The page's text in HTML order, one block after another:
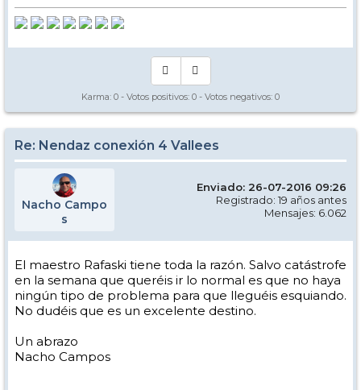
Karma: 0 - Votos positivos: 0 - Votos negativos: 0
Re: Nendaz conexión 4 Vallees
Nacho Campo
s
Enviado: 26-07-2016 09:26
Registrado: 19 años antes
Mensajes: 6.062
El maestro Rafaski tiene toda la razón. Salvo catástrofe
en la semana que queréis ir lo normal es que no haya
ningún tipo de problema para que lleguéis esquiando.
No dudéis que es un excelente destino.
Un abrazo
Nacho Campos